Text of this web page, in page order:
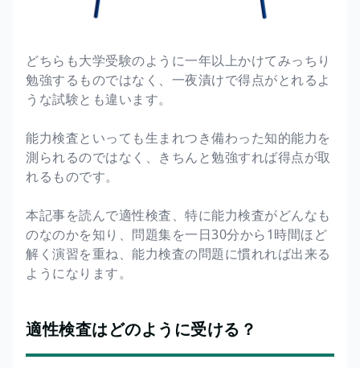
どちらも大学受験のように一年以上かけてみっちり
勉強するものではなく、一夜漬けで得点がとれるよ
うな試験とも違います。
能力検査といっても生まれつき備わった知的能力を
測られるのではなく、きちんと勉強すれば得点が取
れるものです。
本記事を読んで適性検査、特に能力検査がどんなも
のなのかを知り、問題集を一日30分から1時間ほど
解く演習を重ね、能力検査の問題に慣れれば出来る
ようになります。
適性検査はどのように受ける？